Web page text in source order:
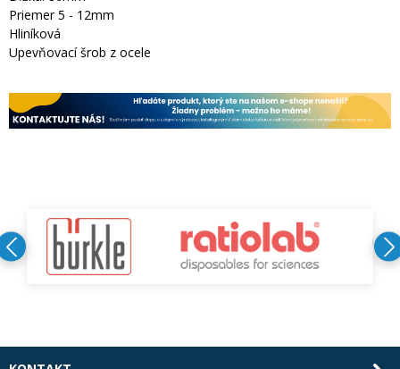
Priemer 5 - 12mm
Hliníková
Upevňovací šrob z ocele